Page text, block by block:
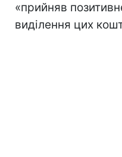
«прийняв
виділення цих